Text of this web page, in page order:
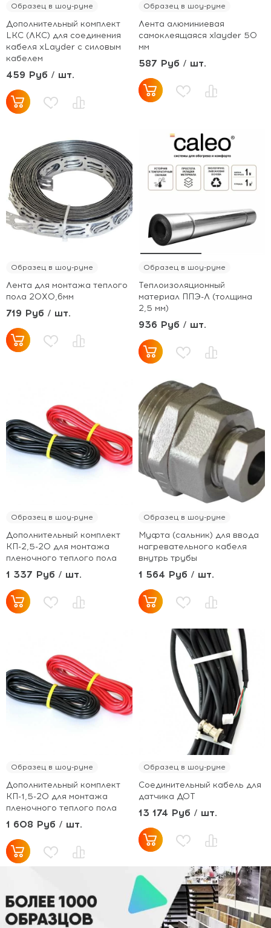
Образец в шоу-руме
Дополнительный комплект
LKC (ЛКС) для соединения
кабеля xLayder с силовым
кабелем
459 Руб / шт.
Образец в шоу-руме
Лента алюминиевая
самоклеящаяся xlayder 50
мм
587 Руб / шт.
Образец в шоу-руме
Лента для монтажа теплого
пола 20Х0,6мм
719 Руб / шт.
Образец в шоу-руме
Теплоизоляционный
материал ППЭ-Л (толщина
2,5 мм)
936 Руб / шт.
Образец в шоу-руме
Дополнительный комплект
КП-2,5-20 для монтажа
пленочного теплого пола
1 337 Руб / шт.
Образец в шоу-руме
Муфта (сальник) для ввода
нагревательного кабеля
внутрь трубы
1 564 Руб / шт.
Образец в шоу-руме
Дополнительный комплект
КП-1,5-20 для монтажа
пленочного теплого пола
1 608 Руб / шт.
Образец в шоу-руме
Соединительный кабель для
датчика ДОТ
13 174 Руб / шт.